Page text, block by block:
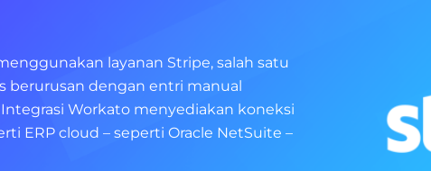
layanan Stripe, salah satu
berurusan dengan entri manual
Workato menyediakan koneksi
ERP cloud – seperti Oracle NetSuite –